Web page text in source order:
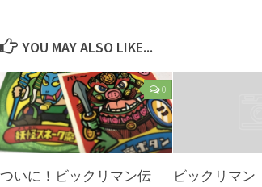
YOU MAY ALSO LIKE...
0
ついに！ビックリマン伝
ビックリマ